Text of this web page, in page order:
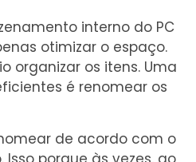
interno do PC
otimizar o espaço.
organizar os itens. Uma
é renomear os
de acordo com o